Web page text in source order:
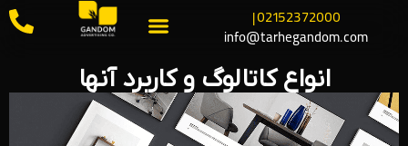
02152372000 |
info@tarhegandom.com
انواع کاتالوگ و کاربرد آنها